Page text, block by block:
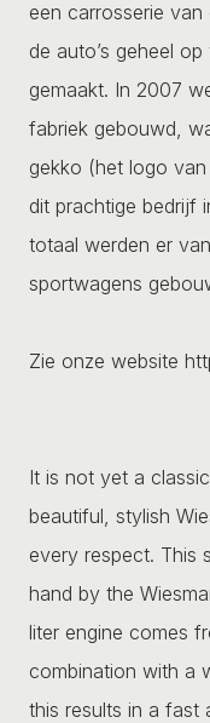
een carrosserie
de auto’s geheel
gemaakt. In 2007
fabriek gebouwd,
gekko (het logo
dit prachtige bedrijf
totaal werden er
sportwagens
Zie onze website
It is not yet a
beautiful, stylish
every respect. This
hand by the
liter engine comes
combination with a
this results in a fast